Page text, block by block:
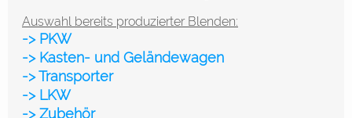
Auswahl bereits produzierter Blenden:
-> PKW
-> Kasten- und Geländewagen
-> Transporter
-> LKW
-> Zubehör